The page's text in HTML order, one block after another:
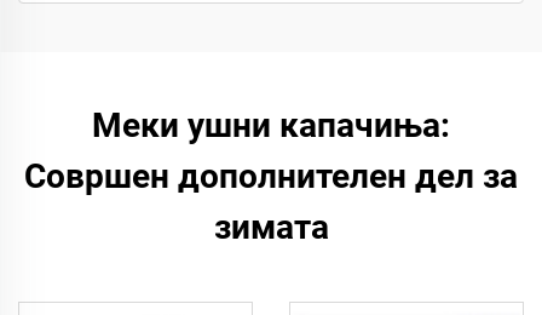
Меки ушни капачиња:
Совршен дополнителен дел за
зимата